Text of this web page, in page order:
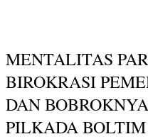
MENTALITAS
BIROKRASI
DAN
PILKADA BOLTIM